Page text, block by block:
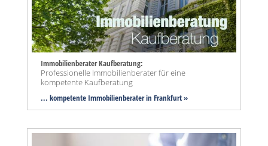
Immobilienberater Kaufberatung:
Professionelle Immobilienberater für eine
kompetente Kaufberatung
... kompetente Immobilienberater in Frankfurt »